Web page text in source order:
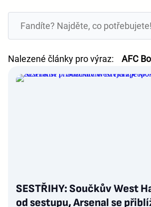
Nalezené články pro výraz: AFC
SESTŘIHY: Součkův West
od sestupu, Arsenal se